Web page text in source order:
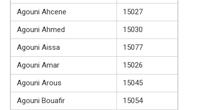
Agouni Ahcene
15027
Agouni Ahmed
15030
Agouni Aissa
15077
Agouni Amar
15026
Agouni Arous
15045
Agouni Bouafir
15054